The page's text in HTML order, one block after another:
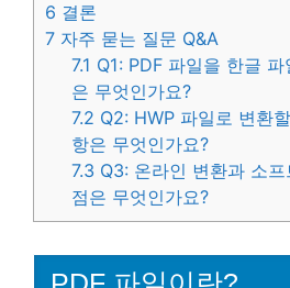
6 결론
7 자주 묻는 질문 Q&A
7.1 Q1: PDF 파일을 한글
은 무엇인가요?
7.2 Q2: HWP 파일로 변환
항은 무엇인가요?
7.3 Q3: 온라인 변환과 소
점은 무엇인가요?